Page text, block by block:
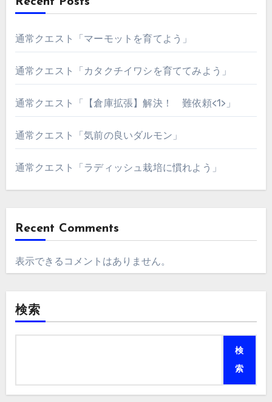
通常クエスト「マーモットを育てよう」
通常クエスト「カタクチイワシを育ててみよう」
通常クエスト「【倉庫拡張】解決！ 難依頼<1>」
通常クエスト「気前の良いダルモン」
通常クエスト「ラディッシュ栽培に慣れよう」
Recent Comments
表示できるコメントはありません。
検索
検
索